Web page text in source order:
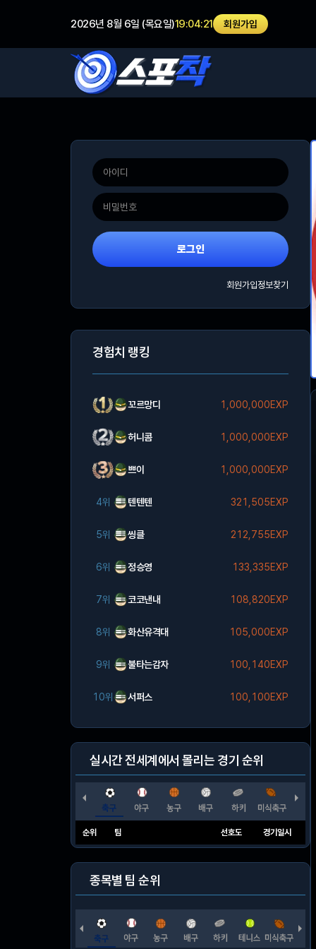
2026년 8월 6일 (목요일)19:04:21 회원가입
로그인
회원가입정보찾기
경험치 랭킹
꼬르망디 1,000,000EXP
허니콤 1,000,000EXP
쁘이 1,000,000EXP
4위 텐텐텐 321,505EXP
5위 씽클 212,755EXP
6위 정승영 133,335EXP
7위 코코낸내 108,820EXP
8위 화산유격대 105,000EXP
9위 불타는감자 100,140EXP
10위 서퍼스 100,100EXP
실시간 전세계에서 몰리는 경기 순위
순위 팀 선호도 경기일시
종목별 팀 순위